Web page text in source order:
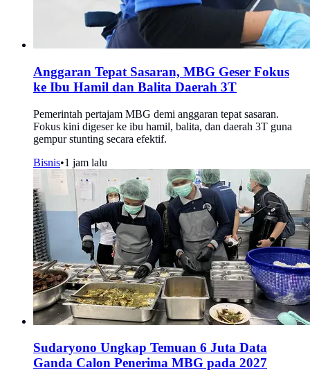
Anggaran Tepat Sasaran, MBG Geser Fokus
ke Ibu Hamil dan Balita Daerah 3T
Pemerintah pertajam MBG demi anggaran tepat sasaran.
Fokus kini digeser ke ibu hamil, balita, dan daerah 3T guna
gempur stunting secara efektif.
Bisnis•1 jam lalu
Sudaryono Ungkap Temuan 6 Juta Data
Ganda Calon Penerima MBG pada 2027